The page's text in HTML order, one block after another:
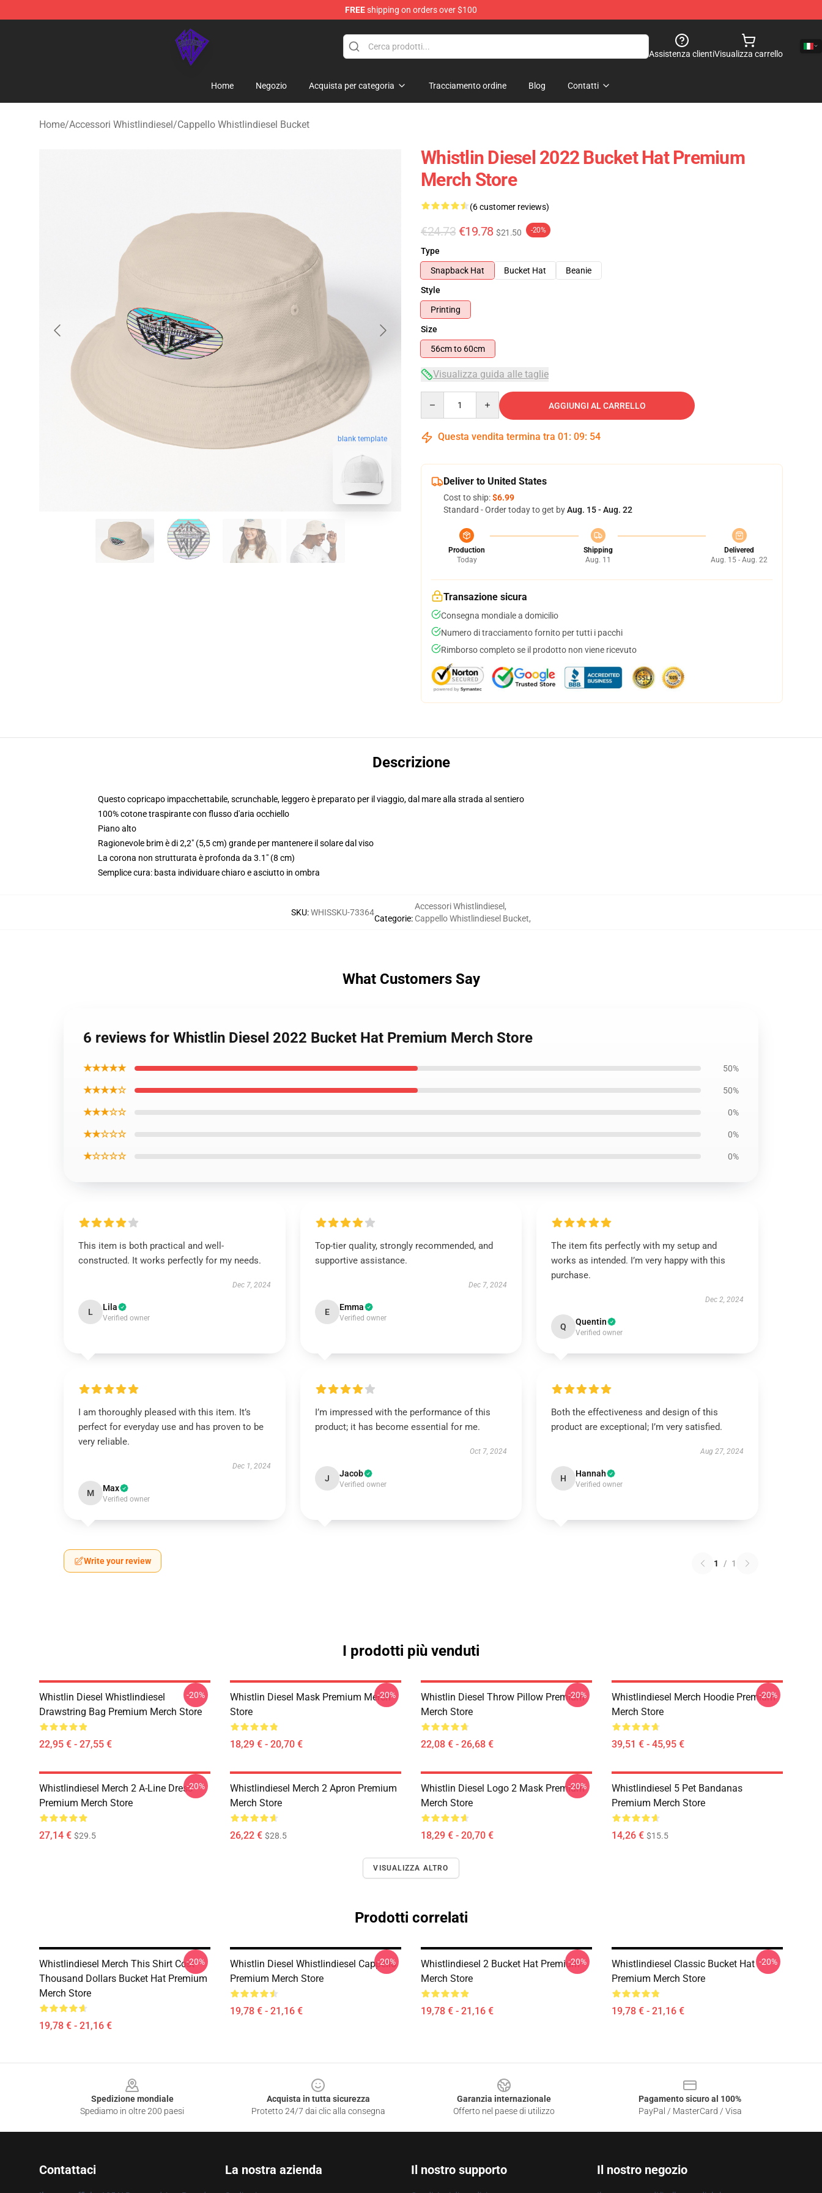
FREEshipping on orders over $100
WhistlinDiesel Shop - Official WhistlinDiesel Merchandise Store
Assistenza clientiVisualizza carrello
Home Negozio Acquista per categoria Tracciamento ordine Blog Contatti
Home/Accessori Whistlindiesel/Cappello Whistlindiesel Bucket
blank template
Whistlin Diesel 2022 Bucket Hat Premium
Merch Store
(6 customer reviews)
€24.73 €19.78 $21.50 -20%
Type
Snapback Hat
Bucket Hat
Beanie
Style
Printing
Size
56cm to 60cm
Visualizza guida alle taglie
AGGIUNGI AL CARRELLO
Questa vendita termina tra 01 : 09: 53
Deliver to United States
Cost to ship:$6.99
Standard - Order today to get byAug. 15 - Aug. 22
Production
Today
Shipping
Aug. 11
Delivered
Aug. 15 - Aug. 22
Transazione sicura
Consegna mondiale a domicilio
Numero di tracciamento fornito per tutti i pacchi
Rimborso completo se il prodotto non viene ricevuto
Descrizione
Questo copricapo impacchettabile, scrunchable, leggero è preparato per il viaggio, dal mare alla strada al sentiero
100% cotone traspirante con flusso d'aria occhiello
Piano alto
Ragionevole brim è di 2,2" (5,5 cm) grande per mantenere il solare dal viso
La corona non strutturata è profonda da 3.1" (8 cm)
Semplice cura: basta individuare chiaro e asciutto in ombra
SKU:WHISSKU-73364
Categorie:
Accessori Whistlindiesel ,
Cappello Whistlindiesel Bucket,
What Customers Say
6 reviews for Whistlin Diesel 2022 Bucket Hat Premium Merch Store
★★★★★ 50%
★★★★☆ 50%
★★★☆☆ 0%
★★☆☆☆ 0%
★☆☆☆☆ 0%
This item is both practical and well-
constructed. It works perfectly for my needs.
Dec 7, 2024
L Lila
Verified owner
Top-tier quality, strongly recommended, and
supportive assistance.
Dec 7, 2024
E Emma
Verified owner
The item fits perfectly with my setup and
works as intended. I’m very happy with this
purchase.
Dec 2, 2024
Q Quentin
Verified owner
I am thoroughly pleased with this item. It’s
perfect for everyday use and has proven to be
very reliable.
Dec 1, 2024
M Max
Verified owner
I’m impressed with the performance of this
product; it has become essential for me.
Oct 7, 2024
J Jacob
Verified owner
Both the effectiveness and design of this
product are exceptional; I’m very satisfied.
Aug 27, 2024
H Hannah
Verified owner
Write your review 1 / 1
I prodotti più venduti
Whistlin Diesel Whistlindiesel
Drawstring Bag Premium Merch Store
22,95 € - 27,55 €
-20%
Whistlin Diesel Mask Premium Merch
Store
18,29 € - 20,70 €
-20%
Whistlin Diesel Throw Pillow Premium
Merch Store
22,08 € - 26,68 €
-20%
Whistlindiesel Merch Hoodie Premium
Merch Store
39,51 € - 45,95 €
-20%
Whistlindiesel Merch 2 A-Line Dress
Premium Merch Store
27,14 € $29.5
-20%
Whistlindiesel Merch 2 Apron Premium
Merch Store
26,22 € $28.5
Whistlin Diesel Logo 2 Mask Premium
Merch Store
18,29 € - 20,70 €
-20%
Whistlindiesel 5 Pet Bandanas
Premium Merch Store
14,26 € $15.5
VISUALIZZA ALTRO
Prodotti correlati
Whistlindiesel Merch This Shirt Cost
Thousand Dollars Bucket Hat Premium
Merch Store
19,78 € - 21,16 €
-20%
Whistlin Diesel Whistlindiesel Cappello
Premium Merch Store
19,78 € - 21,16 €
-20%
Whistlindiesel 2 Bucket Hat Premium
Merch Store
19,78 € - 21,16 €
-20%
Whistlindiesel Classic Bucket Hat
Premium Merch Store
19,78 € - 21,16 €
-20%
Spedizione mondiale
Spediamo in oltre 200 paesi
Acquista in tutta sicurezza
Protetto 24/7 dai clic alla consegna
Garanzia internazionale
Offerto nel paese di utilizzo
Pagamento sicuro al 100%
PayPal / MasterCard / Visa
Contattaci La nostra azienda Il nostro supporto Il nostro negozio